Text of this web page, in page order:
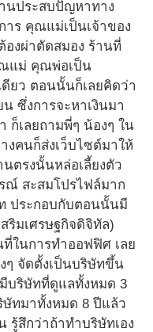
นประสบปัญหาทาง
าร คุณแม่เป็นเจ้าของ
งผ่าตัดสมอง ร้านที่
ณแม่ คุณพ่อเป็น
ยว ตอนนั้นก็เลยคิดว่า
น ซึ่งการจะหาเงินมา
ก็เลยถามพี่ๆ น้องๆ ใน
งคนก็ส่งเว็บไซต์มาให้
ตรงนั้นหล่อเลี้ยงตัว
ณ์ สะสมโปรไฟล์มาก
ประกอบกับตอนนั้นมี
ริมเศรษฐกิจดิจิทัล)
ในการทำออฟฟิศ เลย
ๆ จัดตั้งเป็นบริษัทขึ้น
บริษัทที่ดูแลทั้งหมด 3
ษัทมาทั้งหมด 8 ปีแล้ว
รู้สึกว่าถ้าทำบริษัทเอง